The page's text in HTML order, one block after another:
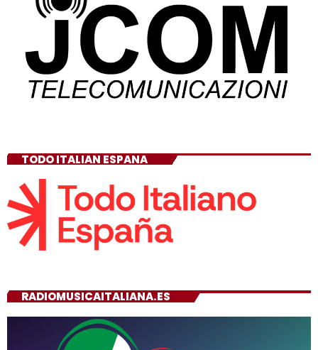
TODO ITALIAN ESPANA
RADIOMUSICAITALIANA.ES